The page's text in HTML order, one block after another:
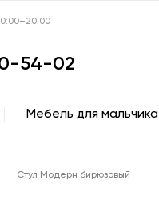
54-02
Мебель для мальчика
Стул Модерн бирюзовый